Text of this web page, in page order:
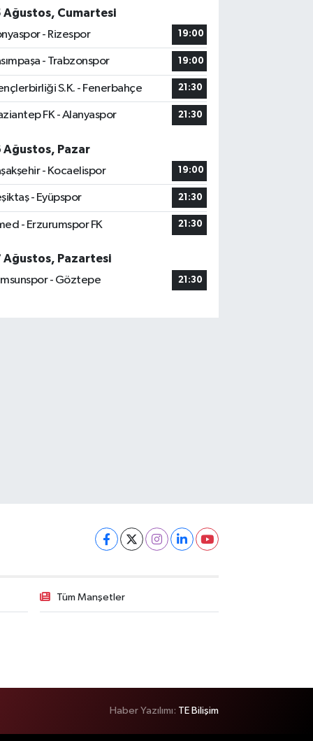
Ağustos, Cumartesi
- Rizespor
19:00
- Trabzonspor 19:00
S.K. - Fenerbahçe 21:30
FK - Alanyaspor 21:30
Ağustos, Pazar
- Kocaelispor
19:00
- Eyüpspor 21:30
- Erzurumspor FK 21:30
Ağustos, Pazartesi
- Göztepe
21:30
Tüm Manşetler
Haber Yazılımı: TE Bilişim